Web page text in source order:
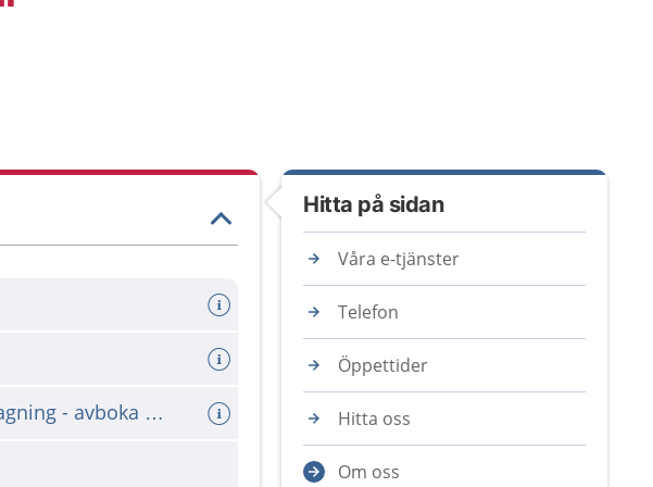
Gynekologisk cellprovtagning - avboka eller omboka tid
Hitta på sidan
Våra e-tjänster
Telefon
Öppettider
Hitta oss
Om oss